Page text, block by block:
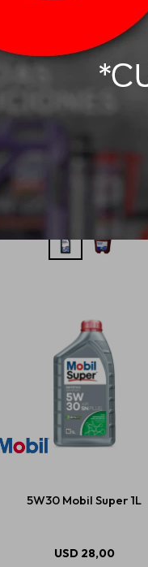
5W30 Mobil Super 1L
USD 28,00